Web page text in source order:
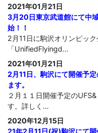
2021年01月21日
3月20日東京武道館にて中
始！！
2月11日に駒沢オリンピッ
「UnifiedFlyingd...
2021年01月21日
2月11日、駒沢にて開催予
ます。
２月１１日開催予定の
す。詳しく...
2020年12月15日
21年2月11日(祝)駒沢にて